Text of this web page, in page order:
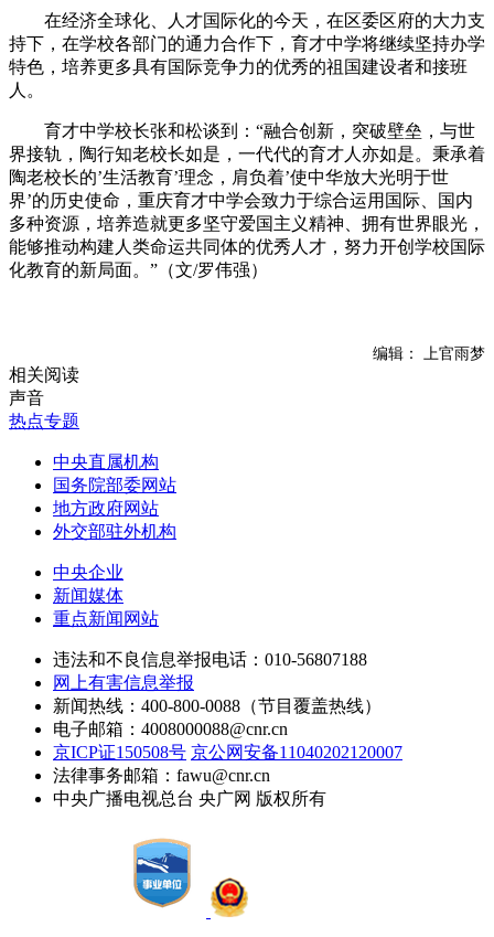
在经济全球化、人才国际化的今天，在区委区府的大力支
持下， 在学校各部门的通力合作下， 育才中学将继续坚持办学
特色， 培养更多具有国际竞争力的优秀的祖国建设者和接班
人。
育才中学校长张和松谈到：“融合创新，突破壁垒，与世
界接轨，陶行知老校长如是，一代代的育才人亦如是。 秉承着
陶老校长的’生活教育’理念 ，肩负着’使中华放大光明于世
界’的历史使命， 重庆育才中学会致力于综合运用国际、国内
多种资源，培养造就更多坚守爱国主义精神、拥有世界眼光 ，
能够推动构建人类命运共同体的优秀人才，努力开创学校国际
化教育的新局面。 ”（文/罗伟强）
编辑： 上官雨梦
相关阅读
声音
热点专题
中央直属机构
国务院部委网站
地方政府网站
外交部驻外机构
中央企业
新闻媒体
重点新闻网站
违法和不良信息举报电话：010-56807188
网上有害信息举报
新闻热线：400-800-0088（节目覆盖热线）
电子邮箱：4008000088@cnr.cn
京ICP证150508号 京公网安备11040202120007
法律事务邮箱：fawu@cnr.cn
中央广播电视总台 央广网 版权所有